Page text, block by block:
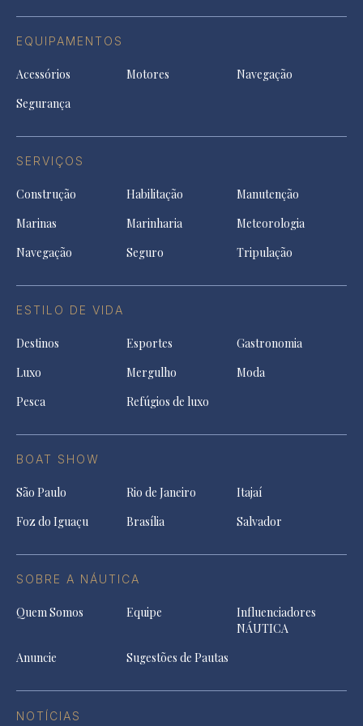
EQUIPAMENTOS
Acessórios Motores
Navegação
Segurança
SERVIÇOS
Construção Habilitação
Manutenção
Marinas
Marinharia
Meteorologia
Navegação
Seguro Tripulação
ESTILO DE VIDA
Destinos Esportes
Gastronomia
Luxo
Mergulho
Moda
Pesca
Refúgios de luxo
BOAT SHOW
São Paulo Rio de Janeiro
Itajaí
Foz do Iguaçu
Brasília Salvador
SOBRE A NÁUTICA
Quem Somos Equipe
Influenciadores
NÁUTICA
Anuncie
Sugestões de Pautas
NOTÍCIAS